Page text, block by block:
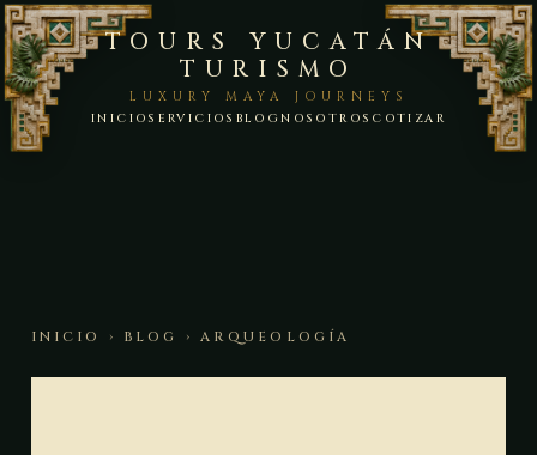
TOURS YUCATÁN
TURISMO
LUXURY MAYA JOURNEYS
INICIO SERVICIOS BLOGNOSOTROS COTIZAR
INICIO › BLOG › ARQUEOLOGÍA